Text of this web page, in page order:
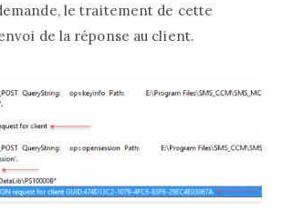
le traitement de cette
de la réponse au client.